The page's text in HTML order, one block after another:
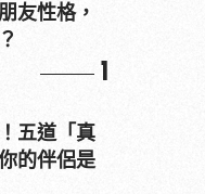
友性格，
1
五道「真
的伴侶是